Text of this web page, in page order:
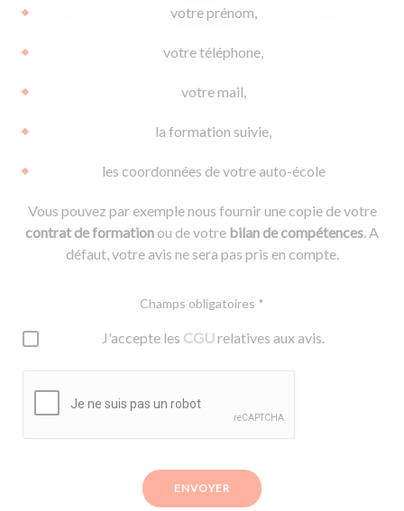
votre prénom,
votre téléphone,
votre mail,
la formation suivie,
les coordonnées de votre auto-école
Vous pouvez par exemple nous fournir une copie de votre
contrat de formationou de votre bilan de compétences. A
défaut, votre avis ne sera pas pris en compte.
Champs obligatoires *
J'accepte les CGUrelatives aux avis.
ENVOYER